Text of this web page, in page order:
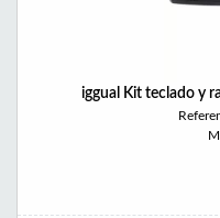
iggual Kit teclado y